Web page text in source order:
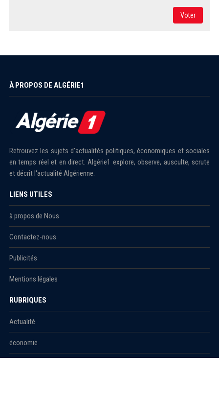
Voter
À PROPOS DE ALGÉRIE1
Retrouvez les sujets d'actualités politiques, économiques et sociales
en temps réel et en direct. Algérie1 explore, observe, ausculte, scrute
et décrit l'actualité Algérienne.
LIENS UTILES
à propos de Nous
Contactez-nous
Publicités
Mentions légales
RUBRIQUES
Actualité
économie